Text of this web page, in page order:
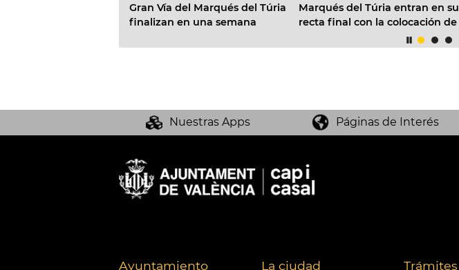
Gran Vía del Marqués del Túria
finalizan en una semana
Marqués del Túria entran en su
recta final con la colocación de
más de 22.000 m2 de asfalto
fonoabsorbente
Nuestras Apps Páginas de Interés
Ayuntamiento La ciudad Trámites